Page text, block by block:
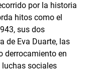
por la historia
hitos como el
sus dos
de Eva Duarte, las
derrocamiento en
luchas sociales